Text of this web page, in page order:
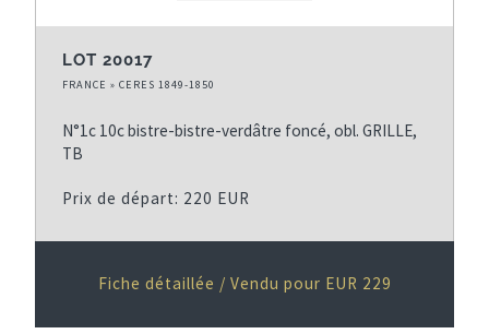
LOT 20017
FRANCE » CERES 1849-1850
N°1c 10c bistre-bistre-verdâtre foncé, obl. GRILLE,
TB
Prix de départ: 220 EUR
Fiche détaillée / Vendu pour EUR 229